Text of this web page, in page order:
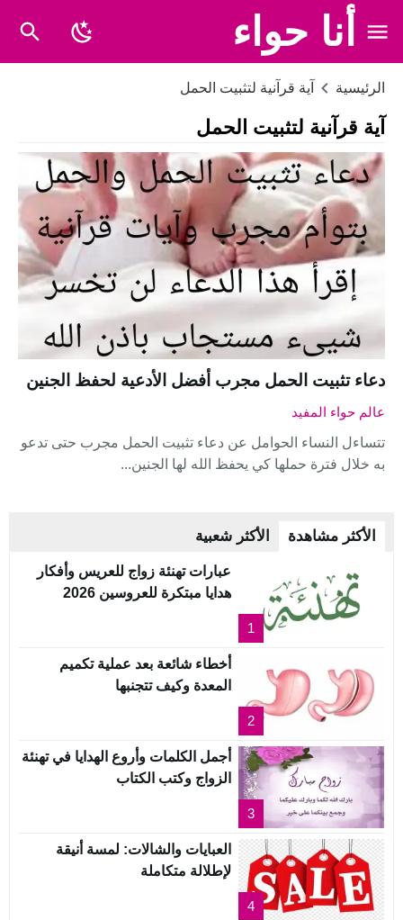
أنا حواء
الرئيسية آية قرآنية لتثبيت الحمل
آية قرآنية لتثبيت الحمل
دعاء تثبيت الحمل مجرب أفضل الأدعية لحفظ الجنين
عالم حواء المفيد
تتساءل النساء الحوامل عن دعاء تثبيت الحمل مجرب حتى تدعو
به خلال فترة حملها كي يحفظ الله لها الجنين...
الأكثر مشاهدة الأكثر شعبية
1
عبارات تهنئة زواج للعريس وأفكار
هدايا مبتكرة للعروسين 2026
2
أخطاء شائعة بعد عملية تكميم
المعدة وكيف تتجنبها
3
أجمل الكلمات وأروع الهدايا في تهنئة
الزواج وكتب الكتاب
4
العبايات والشالات: لمسة أنيقة
لإطلالة متكاملة